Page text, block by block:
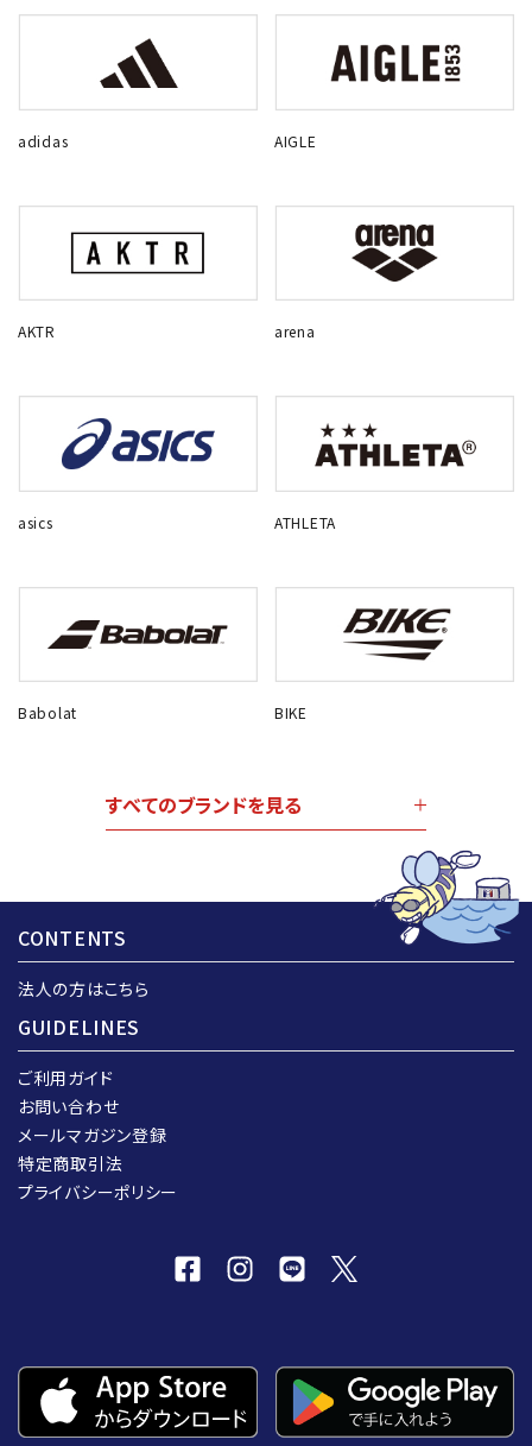
adidas AIGLE
AKTR arena
asics ATHLETA
Babolat BIKE
すべてのブランドを見る
CONTENTS
法人の方はこちら
GUIDELINES
ご利用ガイド
お問い合わせ
メールマガジン登録
特定商取引法
プライバシーポリシー